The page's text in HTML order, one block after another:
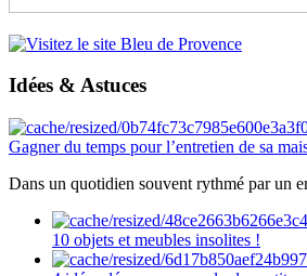
Idées & Astuces
Gagner du temps pour l’entretien de sa
Dans un quotidien souvent rythmé par un
10 objets et meubles insolites !